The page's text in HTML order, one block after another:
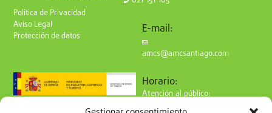
Política de Privacidad
Aviso Legal
Protección de datos
E-mail:
amcs@amcsantiago.com
Horario:
Atención al público: